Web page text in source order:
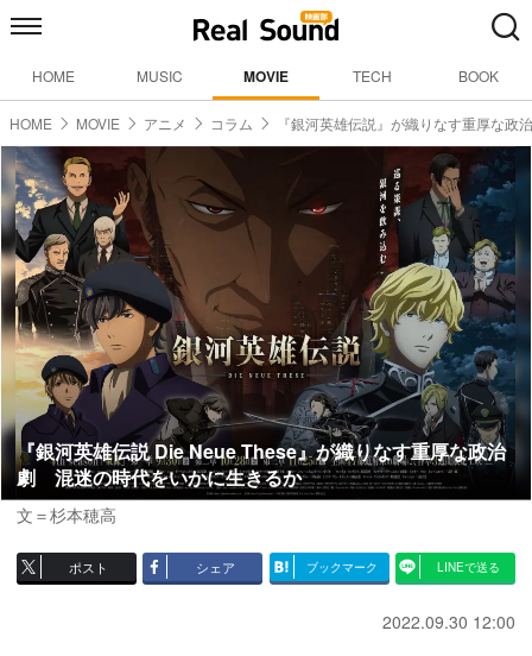
HOME MUSIC MOVIE TECH BOOK
HOME MOVIE アニメ コラム 『銀河英雄伝説』が織りなす重厚な政
『銀河英雄伝説 Die Neue These』が織りなす重厚な政治
劇 混迷の時代をいかに生きるか
文＝杉本穂高
ポスト シェア ブックマーク LINEで送る
2022.09.30 12:00